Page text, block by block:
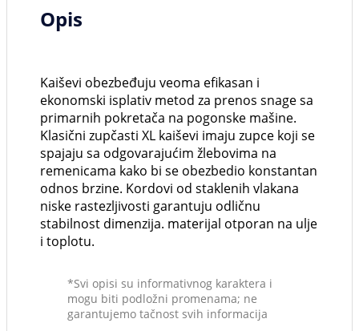
Opis
Kaiševi obezbeđuju veoma efikasan i
ekonomski isplativ metod za prenos snage sa
primarnih pokretača na pogonske mašine.
Klasični zupčasti XL kaiševi imaju zupce koji se
spajaju sa odgovarajućim žlebovima na
remenicama kako bi se obezbedio konstantan
odnos brzine. Kordovi od staklenih vlakana
niske rastezljivosti garantuju odličnu
stabilnost dimenzija. materijal otporan na ulje
i toplotu.
*Svi opisi su informativnog karaktera i
mogu biti podložni promenama; ne
garantujemo tačnost svih informacija